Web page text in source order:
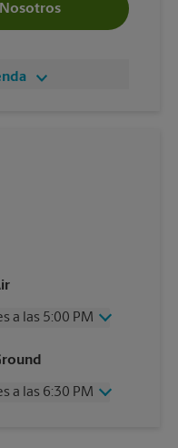
a las 5:00 PM
a las 6:30 PM